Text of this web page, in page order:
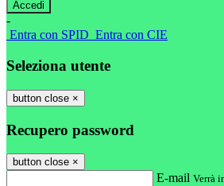
-
Entra con SPID Entra con CIE
Seleziona utente
button close ×
Recupero password
button close ×
E-mail Verrà